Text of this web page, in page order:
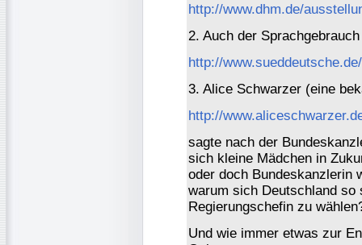
http://www.dhm.de/
2. Auch der
http://
3. Alice Schwarzer (eine
http://
sagte nach der
sich kleine Mädchen in
oder doch Bundeskanzlerin
warum sich Deutschland so
Regierungschefin zu
Und wie immer etwas zur